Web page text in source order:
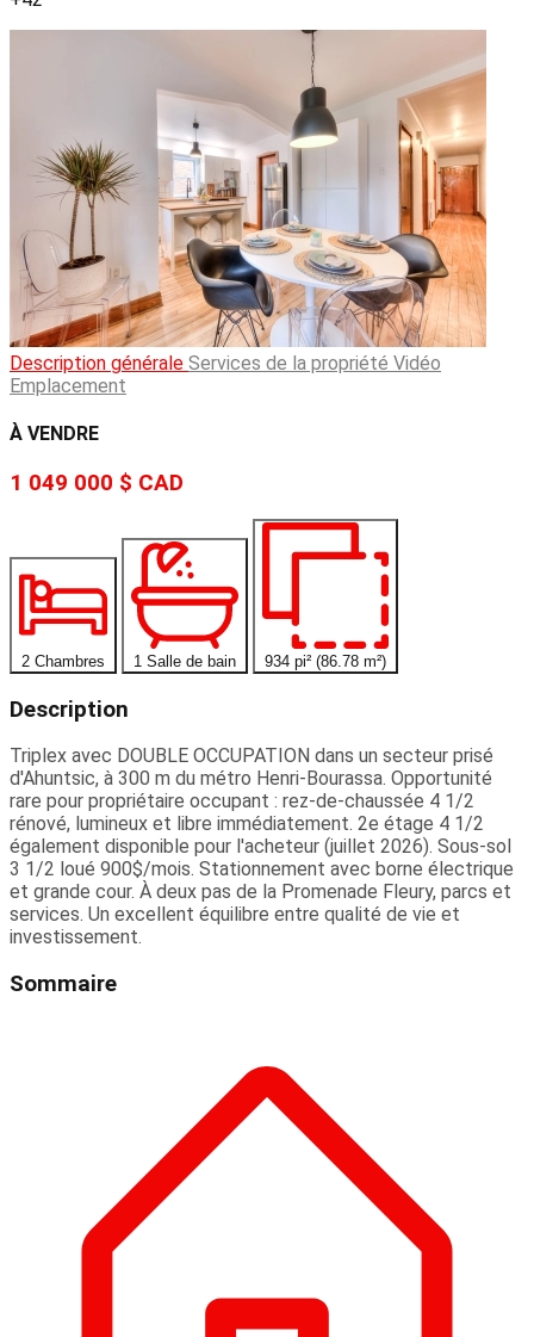
Description générale Services de la propriété Vidéo
Emplacement
À VENDRE
1 049 000 $ CAD
2 Chambres 1 Salle de bain 934 pi² (86.78 m²)
Description
Triplex avec DOUBLE OCCUPATION dans un secteur prisé
d'Ahuntsic, à 300 m du métro Henri-Bourassa. Opportunité
rare pour propriétaire occupant : rez-de-chaussée 4 1/2
rénové, lumineux et libre immédiatement. 2e étage 4 1/2
également disponible pour l'acheteur (juillet 2026). Sous-sol
3 1/2 loué 900$/mois. Stationnement avec borne électrique
et grande cour. À deux pas de la Promenade Fleury, parcs et
services. Un excellent équilibre entre qualité de vie et
investissement.
Sommaire